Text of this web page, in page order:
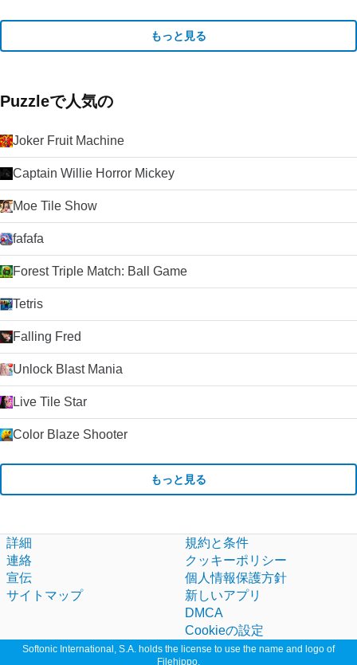
もっと見る
Puzzleで人気の
Joker Fruit Machine
Captain Willie Horror Mickey
Moe Tile Show
fafafa
Forest Triple Match: Ball Game
Tetris
Falling Fred
Unlock Blast Mania
Live Tile Star
Color Blaze Shooter
もっと見る
詳細
連絡
宣伝
サイトマップ
規約と条件
クッキーポリシー
個人情報保護方針
新しいアプリ
DMCA
Cookieの設定
Softonic International, S.A. holds the license to use the name and logo of
Filehippo.